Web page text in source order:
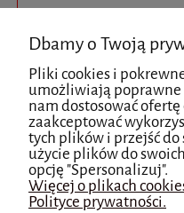
Podaj swój adres e-mail, jeżeli
i
Dbamy o Twoją
Pliki cookies i
umożliwiają poprawne
nam dostosować
zaakceptować
tych plików i przejść
użycie plików do
opcję "Spersonalizuj".
Więcej o plikach
Polityce prywatności.